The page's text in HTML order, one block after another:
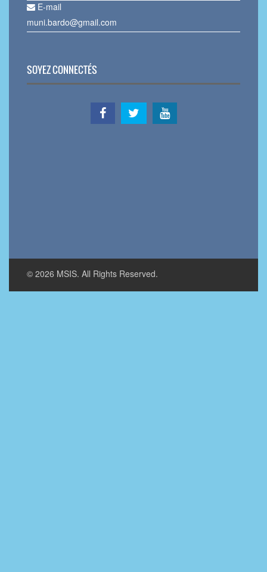
E-mail
muni.bardo@gmail.com
SOYEZ CONNECTÉS
© 2026 MSIS. All Rights Reserved.